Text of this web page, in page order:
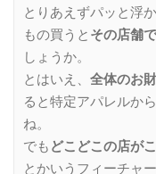
とりあえずパッと浮
もの買うと その店舗
しょうか。
とはいえ、 全体のお
ると特定アパレルか
ね。
でも どこどこの店が
とかいうフィーチャ